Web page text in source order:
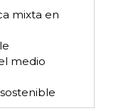
mixta en
medio